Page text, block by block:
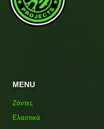
MENU
Ζάντες
Ελαστικά